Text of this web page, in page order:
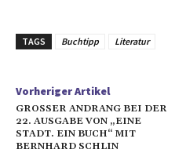
TAGS Buchtipp Literatur
Vorheriger Artikel
GROSSER ANDRANG BEI DER
22. AUSGABE VON „EINE
STADT. EIN BUCH“ MIT
BERNHARD SCHLIN